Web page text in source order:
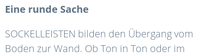
Eine runde Sache
SOCKELLEISTEN bilden den Übergang vom
Boden zur Wand. Ob Ton in Ton oder im